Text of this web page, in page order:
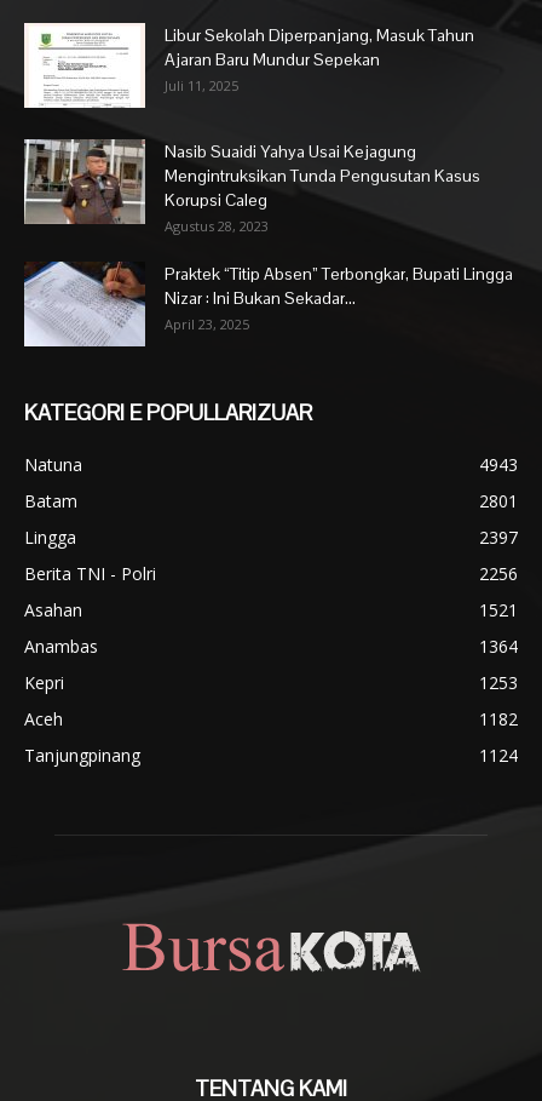
Libur Sekolah Diperpanjang, Masuk Tahun
Ajaran Baru Mundur Sepekan
Juli 11, 2025
Nasib Suaidi Yahya Usai Kejagung
Mengintruksikan Tunda Pengusutan Kasus
Korupsi Caleg
Agustus 28, 2023
Praktek “Titip Absen” Terbongkar, Bupati Lingga
Nizar : Ini Bukan Sekadar...
April 23, 2025
KATEGORI E POPULLARIZUAR
Natuna
4943
Batam
2801
Lingga
2397
Berita TNI - Polri
2256
Asahan
1521
Anambas
1364
Kepri
1253
Aceh
1182
Tanjungpinang
1124
TENTANG KAMI